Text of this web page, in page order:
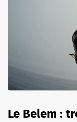
Le Belem :